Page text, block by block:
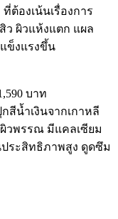
ต้องเน้นเรื่องการ
ว ผิวแห้งแตก แผล
ข็งแรงขึ้น
บาท
สีน้ำเงินจากเกาหลี
วพรรณ มีแคลเซียม
ระสิทธิภาพสูง ดูดซึม